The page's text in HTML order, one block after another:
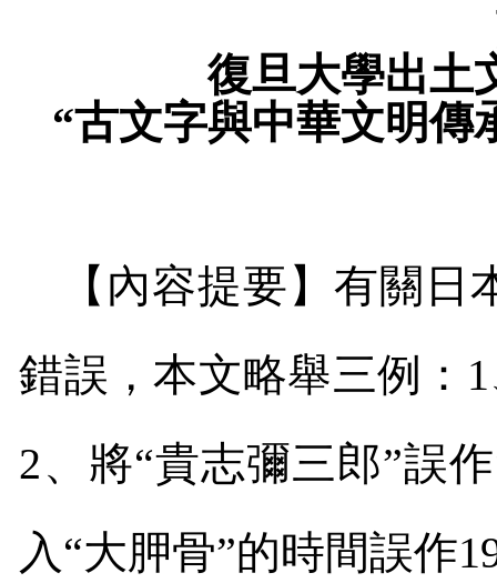
復旦大學出土
“古文字與中華文明傳
【內容提要】有關
錯誤，本文略舉三例： 1
2、將“貴志彌三郎”誤作
入“大胛骨”的時間誤作